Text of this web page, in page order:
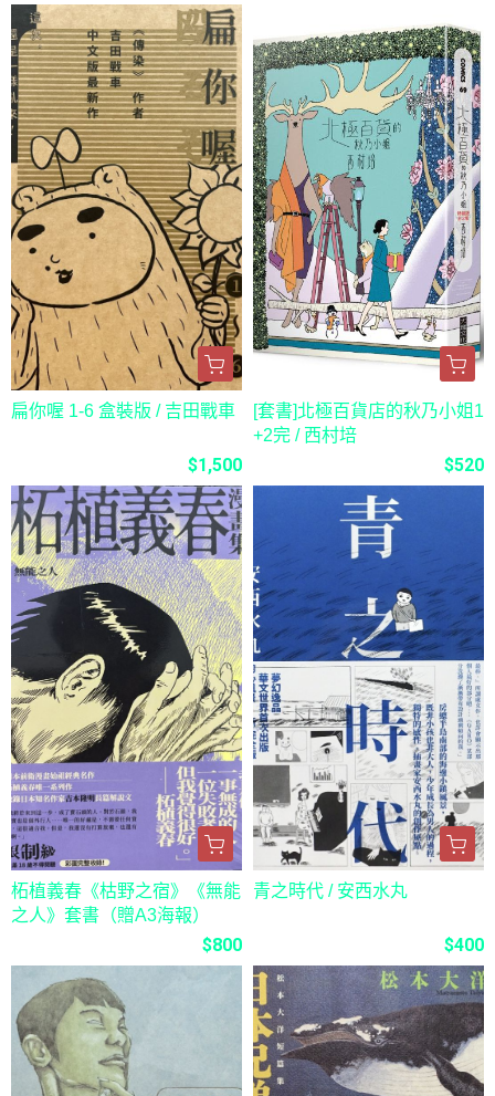
扁你喔 1-6 盒裝版 / 吉田戰車
$1,500
[套書]北極百貨店的秋乃小姐1
+2完 / 西村培
$520
柘植義春《枯野之宿》《無能
之人》套書（贈A3海報）
$800
青之時代 / 安西水丸
$400